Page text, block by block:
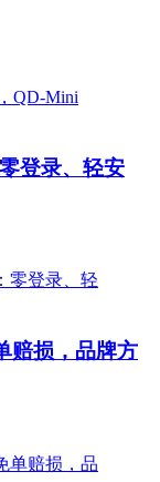
登录、轻安
赔损，品牌方